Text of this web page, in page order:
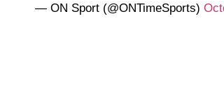
— ON Sport (@ONTimeSports)